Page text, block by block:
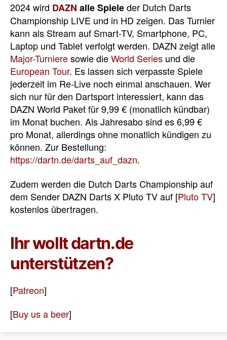
2024 wird DAZN alle Spieleder Dutch Darts
Championship LIVE und in HD zeigen. Das Turnier
kann als Stream auf Smart-TV, Smartphone, PC,
Laptop und Tablet verfolgt werden. DAZN zeigt alle
Major-Turnieresowie dieWorld Series und die
European Tour. Es lassen sich verpasste Spiele
jederzeit im Re-Live noch einmal anschauen. Wer
sich nur für den Dartsport interessiert, kann das
DAZN World Paket für 9,99 € (monatlich kündbar)
im Monat buchen. Als Jahresabo sind es 6,99 €
pro Monat, allerdings ohne monatlich kündigen zu
können. Zur Bestellung:
https://dartn.de/darts_auf_dazn.
Zudem werden die Dutch Darts Championship auf
dem Sender DAZN Darts X Pluto TV auf [Pluto TV]
kostenlos übertragen.
Ihr wollt dartn.de
unterstützen?
[Patreon]
[Buy us a beer]